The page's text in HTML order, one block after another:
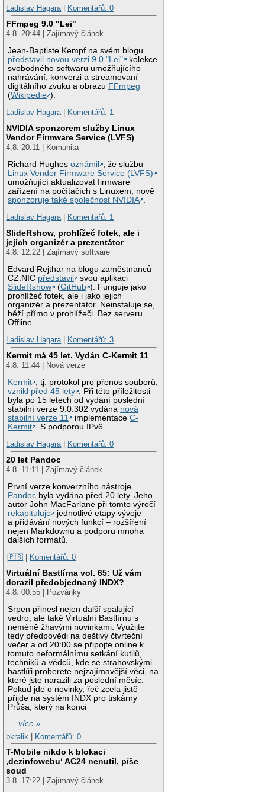
Ladislav Hagara| Komentářů: 0
FFmpeg 9.0 "Lei"
4.8. 20:44 | Zajímavý článek
Jean-Baptiste Kempf na svém blogu
představil novou verzi 9.0 "Lei"
kolekce
svobodného softwaru umožňujícího
nahrávání, konverzi a streamovaní
digitálního zvuku a obrazu FFmpeg
(Wikipedie ).
Ladislav Hagara| Komentářů: 1
NVIDIA sponzorem služby Linux
Vendor Firmware Service (LVFS)
4.8. 20:11 | Komunita
Richard Hughesoznámil
, že službu
Linux Vendor Firmware Service (LVFS)
umožňující aktualizovat firmware
zařízení na počítačích s Linuxem, nově
sponzoruje také společnost NVIDIA
Ladislav Hagara| Komentářů: 1
SlideRshow, prohlížeč fotek, ale i
jejich organizér a prezentátor
4.8. 12:22 | Zajímavý software
Edvard Rejthar na blogu zaměstnanců
CZ.NIC představil
svou aplikaci
SlideRshow
(GitHub ). Funguje jako
prohlížeč fotek, ale i jako jejich
organizér a prezentátor. Neinstaluje se,
běží přímo v prohlížeči. Bez serveru.
Offline.
Ladislav Hagara| Komentářů: 3
Kermit má 45 let. Vydán C-Kermit 11
4.8. 11:44 | Nová verze
Kermit
, tj. protokol pro přenos souborů,
vznikl před 45 lety
. Při této příležitosti
byla po 15 letech od vydání poslední
stabilní verze 9.0.302 vydána nová
stabilní verze 11
implementaceC-
Kermit
. S podporou IPv6.
Ladislav Hagara| Komentářů: 0
20 let Pandoc
4.8. 11:11 | Zajímavý článek
První verze konverzního nástroje
Pandoc byla vydána před 20 lety. Jeho
autor John MacFarlane při tomto výročí
rekapituluje
jednotlivé etapy vývoje
a přidávání nových funkcí – rozšíření
nejen Markdownu a podporu mnoha
dalších formátů.
|🇵🇸
Komentářů: 0
Virtuální Bastlírna vol. 65: Už vám
dorazil předobjednaný INDX?
4.8. 00:55 | Pozvánky
Srpen přinesl nejen další spalující
vedro, ale také Virtuální Bastlírnu s
neméně žhavými novinkami. Využijte
tedy předpovědi na deštivý čtvrteční
večer a od 20:00 se připojte online k
tomuto neformálnímu setkání kutilů,
techniků a vědců, kde se strahovskými
bastlíři proberete nejzajímavější věci, na
které jste narazili za poslední měsíc.
Pokud jde o novinky, řeč zcela jistě
přijde na systém INDX pro tiskárny
Průša, který na konci
…více »
bkralik | Komentářů: 0
T-Mobile nikdo k blokaci
‚dezinfowebu‘ AC24 nenutil, píše
soud
3.8. 17:22 | Zajímavý článek